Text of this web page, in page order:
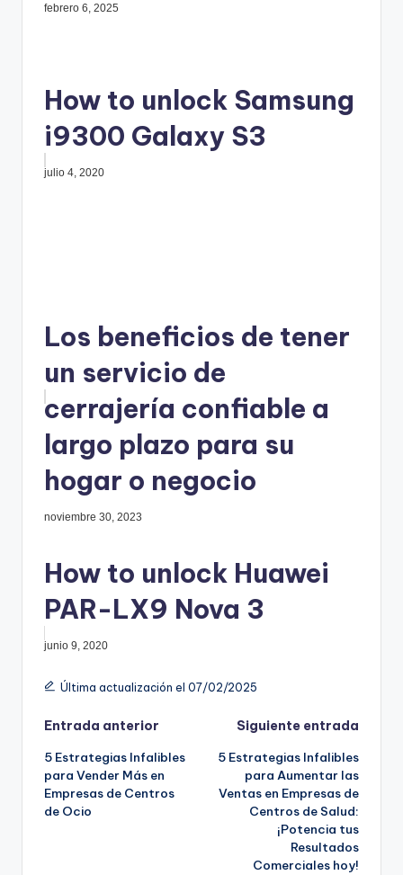
febrero 6, 2025
How to unlock Samsung
i9300 Galaxy S3
julio 4, 2020
Los beneficios de tener
un servicio de
cerrajería confiable a
largo plazo para su
hogar o negocio
noviembre 30, 2023
How to unlock Huawei
PAR-LX9 Nova 3
junio 9, 2020
Última actualización el 07/02/2025
Navegación
de
entradas
Entrada anterior
5 Estrategias Infalibles
para Vender Más en
Empresas de Centros
de Ocio
Siguiente entrada
5 Estrategias Infalibles
para Aumentar las
Ventas en Empresas de
Centros de Salud:
¡Potencia tus
Resultados
Comerciales hoy!